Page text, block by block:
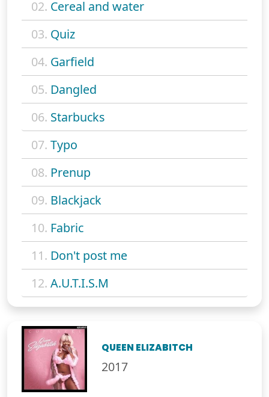
02. Cereal and water
03. Quiz
04. Garfield
05. Dangled
06. Starbucks
07. Typo
08. Prenup
09. Blackjack
10. Fabric
11. Don't post me
12. A.U.T.I.S.M
QUEEN ELIZABITCH
2017